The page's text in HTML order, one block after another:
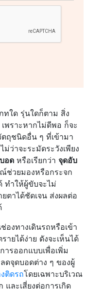
ทใด รุ่นใดก็ตาม สิ่ง
ราะหากไม่ดีพอ ก็จะ
ถุชนิดอื่น ๆ ที่เข้ามา
ม่ว่าจะระมัดระวังเพียง
อด หรือเรียกว่า จุดอับ
ช่วยมองหรือกระจก
ทำให้ผู้ขับจะไม่
ตาได้ชัดเจน ส่งผลต่อ
องทางเดินรถหรือเข้า
ายได้ง่าย ดังจะเห็นได้
รออกแบบเพื่อเพิ่ม
ดจุดบอดต่าง ๆ ของผู้
ติดรถโดยเฉพาะบริเวณ
ละเสี่ยงต่อการเกิด